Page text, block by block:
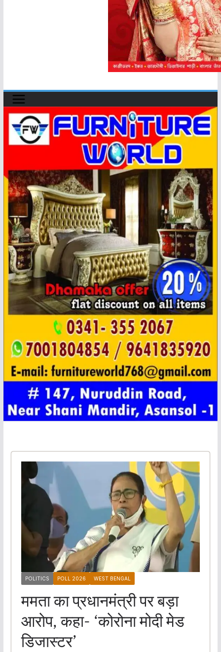
POLITICS POLL 2026 WEST BENGAL
ममता का प्रधानमंत्री पर बड़ा
आरोप, कहा- ‘कोरोना मोदी मेड
डिजास्टर’